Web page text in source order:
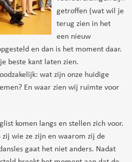
getroffen (wat wil je
terug zien in het
een nieuw
en dan is het moment daar.
beste kant laten zien.
wat zijn onze huidige
En waar zien wij ruimte voor
komen langs en stellen zich voor.
wie ze zijn en waarom zij de
gaat het niet anders. Nadat